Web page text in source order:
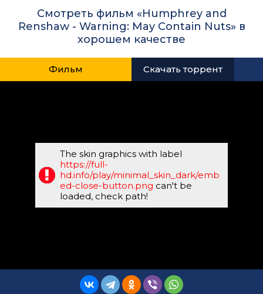
Смотреть фильм «Humphrey and
Renshaw - Warning: May Contain Nuts» в
хорошем качестве
Фильм Скачать торрент
The skin graphics with label
https://full-
hd.info/play/minimal_skin_dark/emb
ed-close-button.png can't be
loaded, check path!